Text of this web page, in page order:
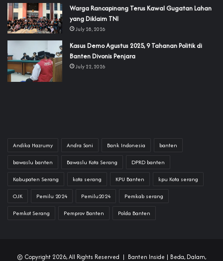
‎Warga Rancapinang Terus Kawal Gugatan Lahan
yang Diklaim TNI‎‎
July 28, 2026
‎Kasus Demo Agustus 2025, 9 Tahanan Politik di
Banten Divonis Penjara
July 22, 2026
Andika Hazrumy Andra Soni Bank Indonesia banten
bawaslu banten Bawaslu Kota Serang DPRD banten
Kabupaten Serang kota serang KPU Banten kpu Kota serang
OJK Pemilu 2024 Pemilu2024 Pemkab serang
Pemkot Serang Pemprov Banten Polda Banten
© Copyright 2026, All Rights Reserved | Banten Inside | Beda, Dalam,